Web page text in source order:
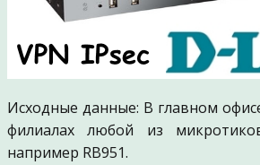
Исходные данные: В главном
филиалах любой из
например RB951.